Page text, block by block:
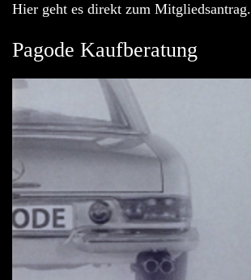
Hier geht es direkt zum Mitgliedsantrag.
Pagode Kaufberatung